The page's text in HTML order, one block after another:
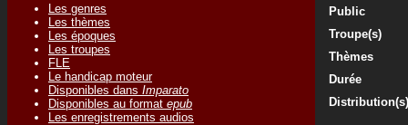
Les genres
Les thèmes
Les époques
Les troupes
FLE
Le handicap moteur
Disponibles dans Imparato
Disponibles au format epub
Les enregistrements audios
Public
Troupe(s)
Thèmes
Durée
Distribution(s)